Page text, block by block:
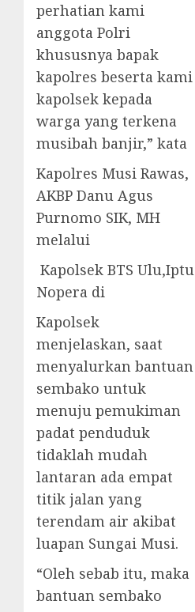
perhatian kami
anggota Polri
khususnya bapak
kapolres beserta kami
kapolsek kepada
warga yang terkena
musibah banjir,” kata
Kapolres Musi Rawas,
AKBP Danu Agus
Purnomo SIK, MH
melalui
Kapolsek BTS Ulu,Iptu
Nopera di
Kapolsek
menjelaskan, saat
menyalurkan bantuan
sembako untuk
menuju pemukiman
padat penduduk
tidaklah mudah
lantaran ada empat
titik jalan yang
terendam air akibat
luapan Sungai Musi.
“Oleh sebab itu, maka
bantuan sembako